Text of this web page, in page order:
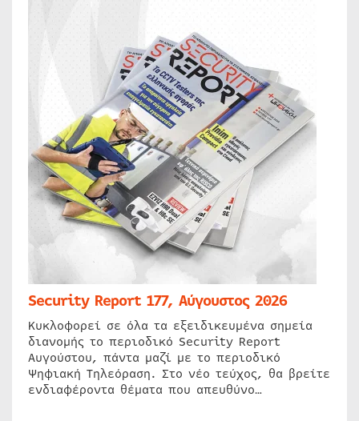
Security Report 177, Αύγουστος 2026
Κυκλοφορεί σε όλα τα εξειδικευμένα σημεία
διανομής το περιοδικό Security Report
Αυγούστου, πάντα μαζί με το περιοδικό
Ψηφιακή Τηλεόραση. Στο νέο τεύχος, θα βρείτε
ενδιαφέροντα θέματα που απευθύνο…